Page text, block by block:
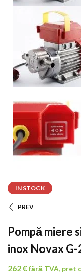
IN STOCK
În
Articole
PREV
Pompă miere
inox Novax
262€fără TVA, pret